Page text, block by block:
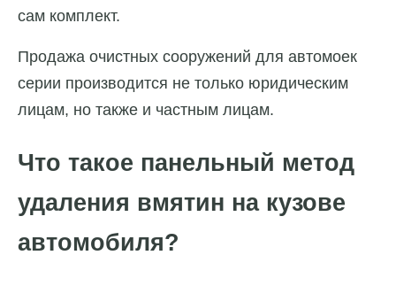
сам комплект.
Продажа очистных сооружений для автомоек
серии производится не только юридическим
лицам, но также и частным лицам.
Что такое панельный метод
удаления вмятин на кузове
автомобиля?